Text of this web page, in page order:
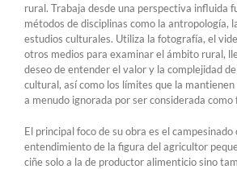
rural. Trabaja desde una perspectiva influida
métodos de disciplinas como la antropología,
estudios culturales. Utiliza la fotografía, el
otros medios para examinar el ámbito rural,
deseo de entender el valor y la complejidad
cultural, así como los límites que la
a menudo ignorada por ser considerada
El principal foco de su obra es el
entendimiento de la figura del agricultor
ciñe solo a la de productor alimenticio sino